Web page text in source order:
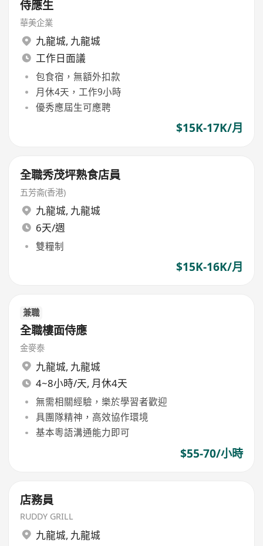
侍應生
華美企業
九龍城, 九龍城
工作日面議
包食宿，無額外扣款
月休4天，工作9小時
優秀應屆生可應聘
$15K-17K/月
全職秀茂坪熟食店員
五芳斋(香港)
九龍城, 九龍城
6天/週
雙糧制
$15K-16K/月
兼職
全職樓面侍應
金麥泰
九龍城, 九龍城
4~8小時/天, 月休4天
無需相關經驗，樂於學習者歡迎
具團隊精神，高效協作環境
基本粵語溝通能力即可
$55-70/小時
店務員
RUDDY GRILL
九龍城, 九龍城